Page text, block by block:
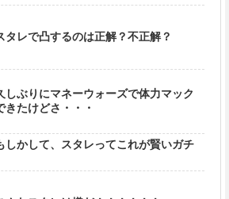
タレで凸するのは正解？不正解？
しぶりにマネーウォーズで体力マック
きたけどさ・・・
しかして、スタレってこれが賢いガチ